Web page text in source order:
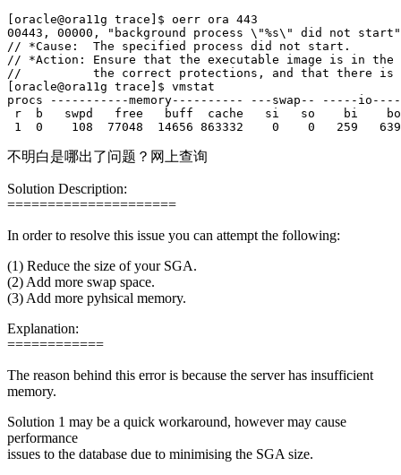
[oracle@ora11g trace]$ oerr ora 443
00443, 00000, "background process \"%s\" did not start"
// *Cause:  The specified process did not start.
// *Action: Ensure that the executable image is in
//          the correct protections, and that there is
[oracle@ora11g trace]$ vmstat
procs -----------memory---------- ---swap-- -----
r  b   swpd   free   buff  cache   si   so    bi
1  0    108  77048  14656 863332    0    0   259
不明白是哪出了问题？网上查询
Solution Description:
=====================
In order to resolve this issue you can attempt the following:
(1) Reduce the size of your SGA.
(2) Add more swap space.
(3) Add more pyhsical memory.
Explanation:
============
The reason behind this error is because the server has insufficient
memory.
Solution 1 may be a quick workaround, however may cause
performance
issues to the database due to minimising the SGA size.